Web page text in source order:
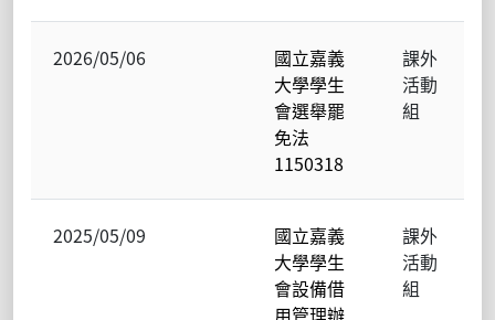
2026/05/06
國立嘉義
大學學生
會選舉罷
免法
1150318
課外
活動
組
2025/05/09
國立嘉義
大學學生
會設備借
用管理辦
課外
活動
組